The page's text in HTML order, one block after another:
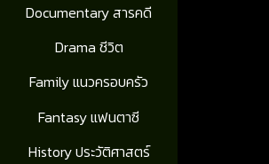
Documentary สารคดี
Drama ชีวิต
Family แนวครอบครัว
Fantasy แฟนตาซี
History ประวัติศาสตร์